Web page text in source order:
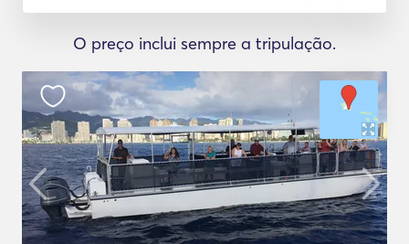
O preço inclui sempre a tripulação.